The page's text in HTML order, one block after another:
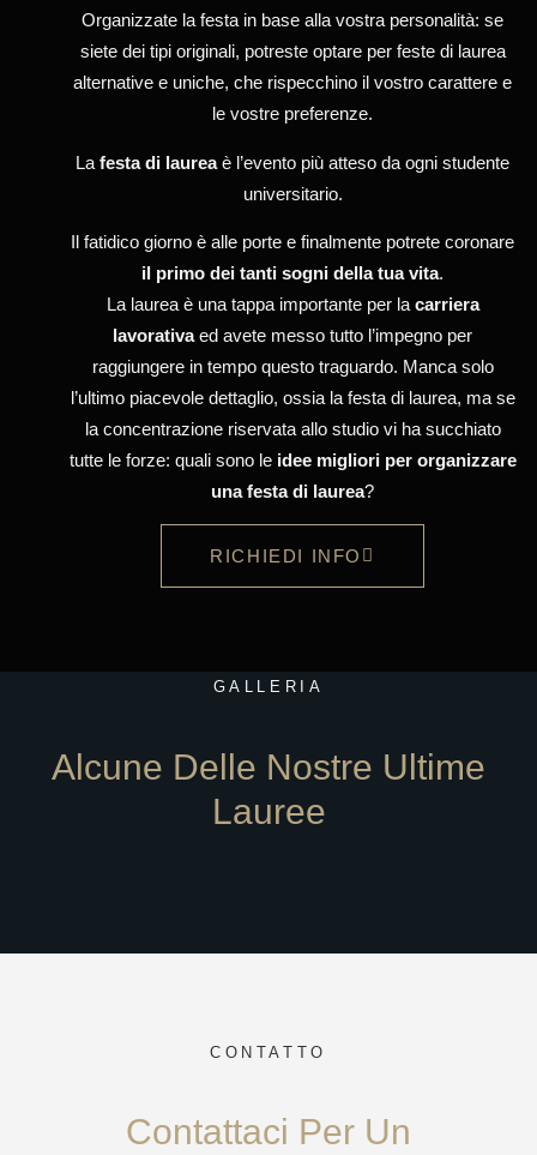
Organizzate la festa in base alla vostra personalità: se
siete dei tipi originali, potreste optare per feste di laurea
alternative e uniche, che rispecchino il vostro carattere e
le vostre preferenze.
La festa di laureaè l’evento più atteso da ogni studente
universitario.
Il fatidico giorno è alle porte e finalmente potrete coronare
il primo dei tanti sogni della tua vita.
La laurea è una tappa importante per la carriera
lavorativaed avete messo tutto l’impegno per
raggiungere in tempo questo traguardo. Manca solo
l’ultimo piacevole dettaglio, ossia la festa di laurea, ma se
la concentrazione riservata allo studio vi ha succhiato
tutte le forze: quali sono le idee migliori per organizzare
una festa di laurea?
RICHIEDI INFO
GALLERIA
Alcune Delle Nostre Ultime
Lauree
CONTATTO
Contattaci Per Un